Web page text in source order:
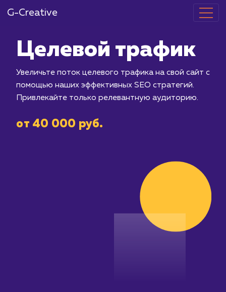
G-Creative
Целевой
Увеличьте поток целевого трафика
помощью наших эффективных SEO